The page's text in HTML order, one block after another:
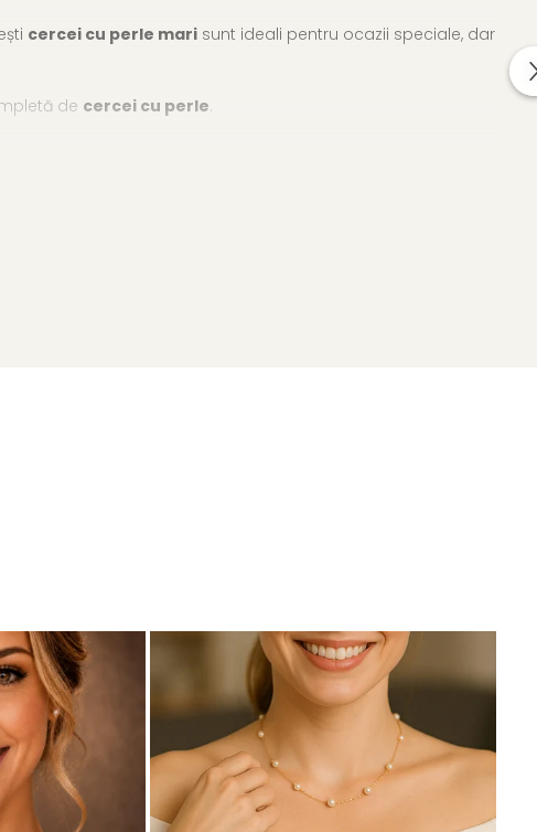
cercei cu perle mari sunt ideali pentru ocazii speciale, dar
de cercei cu perle.
din perle naturale selectate manual, montate în
proveniența naturală a perlelor.
subtilă și rară, cu un farmec care nu se uită.